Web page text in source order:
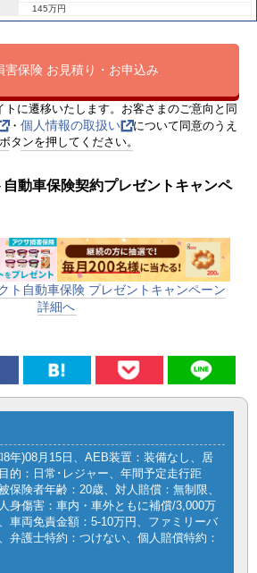
145万円
害保険 お見積り・お申込み
に遷移いたします。お客さまのご意向と同
・ 個人情報の取扱い
について同意のうえ
タンを押してください。
動車保険契約プレゼントキャンペ
ト自動車保険 プレゼントキャンペーン
詳細へ
年)08月15日、AEB装置：装備なし、居
的：日常･レジャー、年間予定走行距
保険者年齢：20歳、対人賠償：無制限、
身傷害：車内・車外ともに補償/3,000万
車両免責金額：5-10万円、ファミリーバ
弁護士特約：つけない、個人賠償特約：